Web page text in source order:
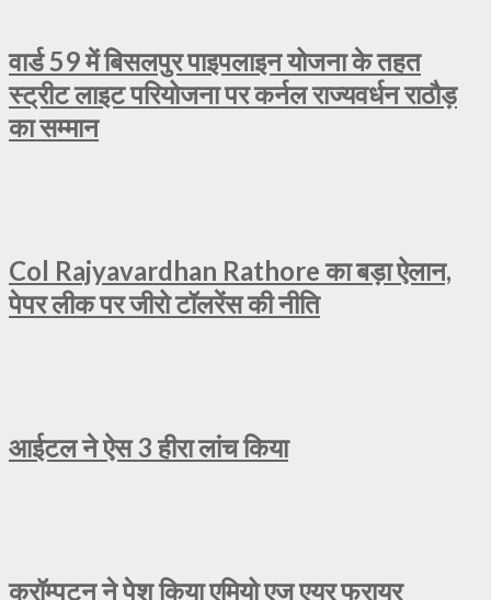
वार्ड 59 में बिसलपुर पाइपलाइन योजना के तहत
स्ट्रीट लाइट परियोजना पर कर्नल राज्यवर्धन राठौड़
का सम्मान
Col Rajyavardhan Rathore का बड़ा ऐलान,
पेपर लीक पर जीरो टॉलरेंस की नीति
आईटल ने ऐस 3 हीरा लांच किया
क्रॉम्पटन ने पेश किया एमियो एज एयर फ्रायर